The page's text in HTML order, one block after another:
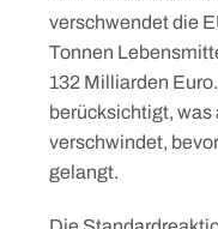
verschwendet die
Tonnen
132 Milliarden
berücksichtigt, was
verschwindet,
gelangt.